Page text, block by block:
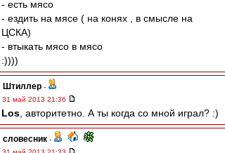
- есть мясо
- ездить на мясе ( на конях , в смысле на
ЦСКА)
- втыкать мясо в мясо
:))))
Штиллер -
31 май 2013 21:36
Los , авторитетно. А ты когда со мной играл? :)
словесник -